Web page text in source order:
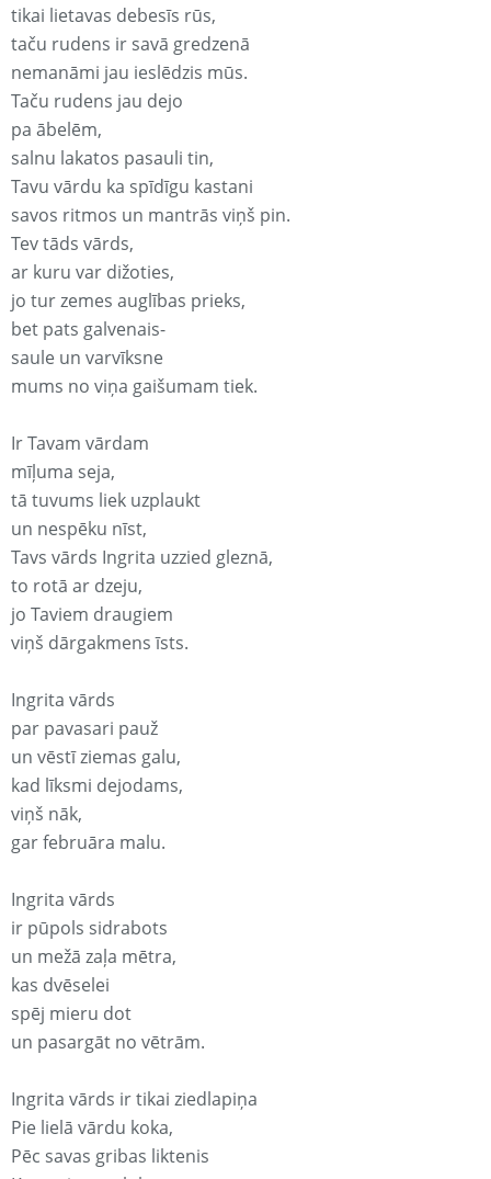
tikai lietavas debesīs rūs,
taču rudens ir savā gredzenā
nemanāmi jau ieslēdzis mūs.
Taču rudens jau dejo
pa ābelēm,
salnu lakatos pasauli tin,
Tavu vārdu ka spīdīgu kastani
savos ritmos un mantrās viņš pin.
Tev tāds vārds,
ar kuru var dižoties,
jo tur zemes auglības prieks,
bet pats galvenais-
saule un varvīksne
mums no viņa gaišumam tiek.
Ir Tavam vārdam
mīļuma seja,
tā tuvums liek uzplaukt
un nespēku nīst,
Tavs vārds Ingrita uzzied gleznā,
to rotā ar dzeju,
jo Taviem draugiem
viņš dārgakmens īsts.
Ingrita vārds
par pavasari pauž
un vēstī ziemas galu,
kad līksmi dejodams,
viņš nāk,
gar februāra malu.
Ingrita vārds
ir pūpols sidrabots
un mežā zaļa mētra,
kas dvēselei
spēj mieru dot
un pasargāt no vētrām.
Ingrita vārds ir tikai ziedlapiņa
Pie lielā vārdu koka,
Pēc savas gribas liktenis